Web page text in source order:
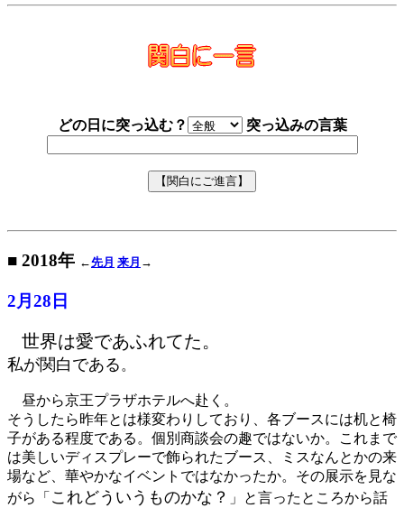
どの日に突っ込む？ 突っ込みの言葉
■ 2018年 ←先月 来月 →
2月28日
世界は愛であふれてた。
私が関白である 。
昼から京王プラザホテルへ赴く。
そうしたら昨年とは様変わりしており、各ブースには机と椅
子がある程度である。個別商談会の趣ではないか。これまで
は美しいディスプレーで飾られたブース、ミスなんとかの来
場など、華やかなイベントではなかったか。その展示を見な
がら「 これどういうものかな？ 」と言ったところから話